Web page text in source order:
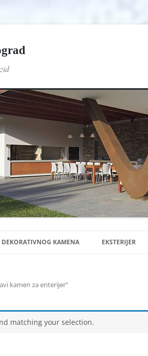
KAMENA EKSTERIJER
kamen za enterijer”
matching your selection.